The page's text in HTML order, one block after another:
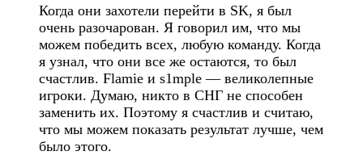
Когда они захотели перейти в SK, я был
очень разочарован. Я говорил им, что мы
можем победить всех, любую команду. Когда
я узнал, что они все же остаются, то был
счастлив. Flamie и s1mple — великолепные
игроки. Думаю, никто в СНГ не способен
заменить их. Поэтому я счастлив и считаю,
что мы можем показать результат лучше, чем
было этого.